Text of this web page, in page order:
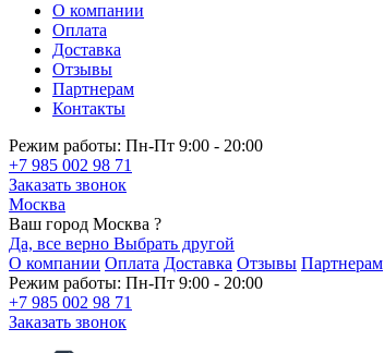
О компании
Оплата
Доставка
Отзывы
Партнерам
Контакты
Режим работы: Пн-Пт 9:00 - 20:00
+7 985 002 98 71
Заказать звонок
Москва
Ваш город Москва ?
Да, все верно Выбрать другой
О компании Оплата Доставка Отзывы Партнерам
Режим работы: Пн-Пт 9:00 - 20:00
+7 985 002 98 71
Заказать звонок